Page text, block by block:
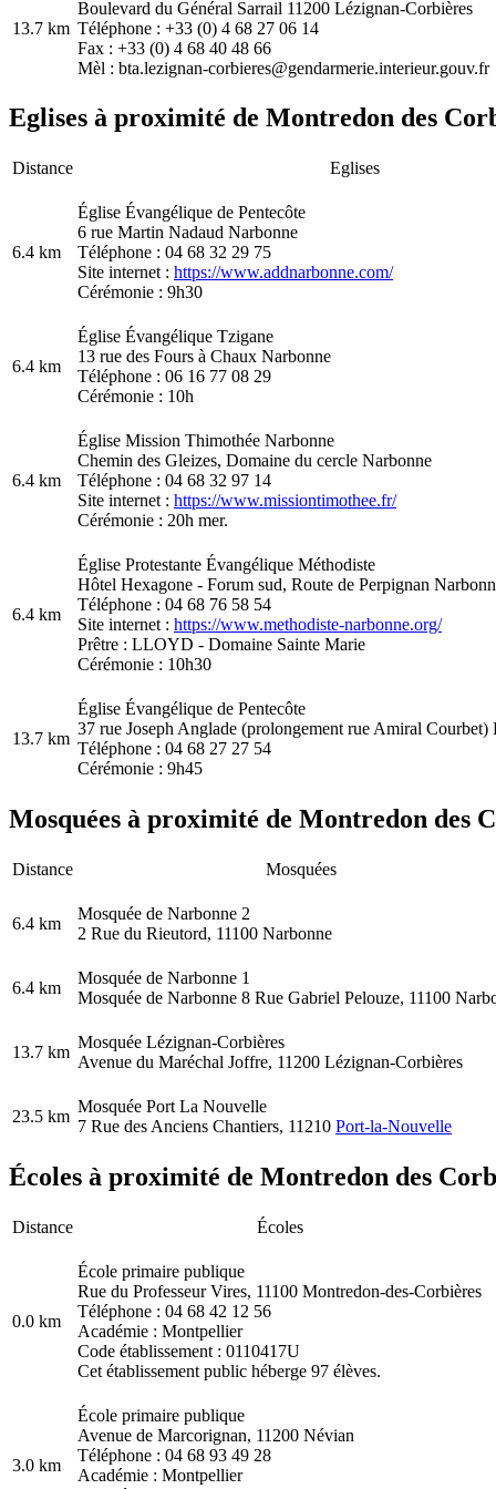
13.7 km
Boulevard du Général Sarrail 11200 Lézignan-Corbières
Téléphone : +33 (0) 4 68 27 06 14
Fax : +33 (0) 4 68 40 48 66
Mèl : bta.lezignan-corbieres@gendarmerie.interieur.gouv.fr
Eglises à proximité de Montredon des
Distance Eglises
6.4 km
Église Évangélique de Pentecôte
6 rue Martin Nadaud Narbonne
Téléphone : 04 68 32 29 75
Site internet : https://www.addnarbonne.com/
Cérémonie : 9h30
6.4 km
Église Évangélique Tzigane
13 rue des Fours à Chaux Narbonne
Téléphone : 06 16 77 08 29
Cérémonie : 10h
6.4 km
Église Mission Thimothée Narbonne
Chemin des Gleizes, Domaine du cercle Narbonne
Téléphone : 04 68 32 97 14
Site internet : https://www.missiontimothee.fr/
Cérémonie : 20h mer.
6.4 km
Église Protestante Évangélique Méthodiste
Hôtel Hexagone - Forum sud, Route de Perpignan
Téléphone : 04 68 76 58 54
Site internet : https://www.methodiste-narbonne.org/
Prêtre : LLOYD - Domaine Sainte Marie
Cérémonie : 10h30
13.7 km
Église Évangélique de Pentecôte
37 rue Joseph Anglade (prolongement rue Amiral Courbet)
Téléphone : 04 68 27 27 54
Cérémonie : 9h45
Mosquées à proximité de Montredon des
Distance Mosquées
6.4 km
Mosquée de Narbonne 2
2 Rue du Rieutord, 11100 Narbonne
6.4 km
Mosquée de Narbonne 1
Mosquée de Narbonne 8 Rue Gabriel Pelouze, 11100
13.7 km
Mosquée Lézignan-Corbières
Avenue du Maréchal Joffre, 11200 Lézignan-Corbières
23.5 km
Mosquée Port La Nouvelle
7 Rue des Anciens Chantiers, 11210 Port-la-Nouvelle
Écoles à proximité de Montredon des
Distance Écoles
0.0 km
École primaire publique
Rue du Professeur Vires, 11100 Montredon-des-Corbières
Téléphone : 04 68 42 12 56
Académie : Montpellier
Code établissement : 0110417U
Cet établissement public héberge 97 élèves.
3.0 km
École primaire publique
Avenue de Marcorignan, 11200 Névian
Téléphone : 04 68 93 49 28
Académie : Montpellier